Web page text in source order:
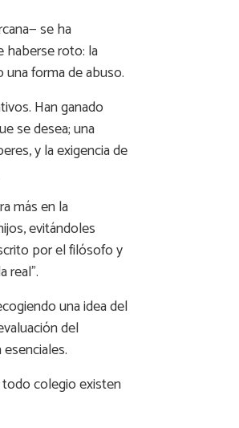
se ha
haberse roto: la
forma de abuso.
Han ganado
se desea; una
y la exigencia de
más en la
evitándoles
por el filósofo y
real”.
una idea del
del
todo colegio existen